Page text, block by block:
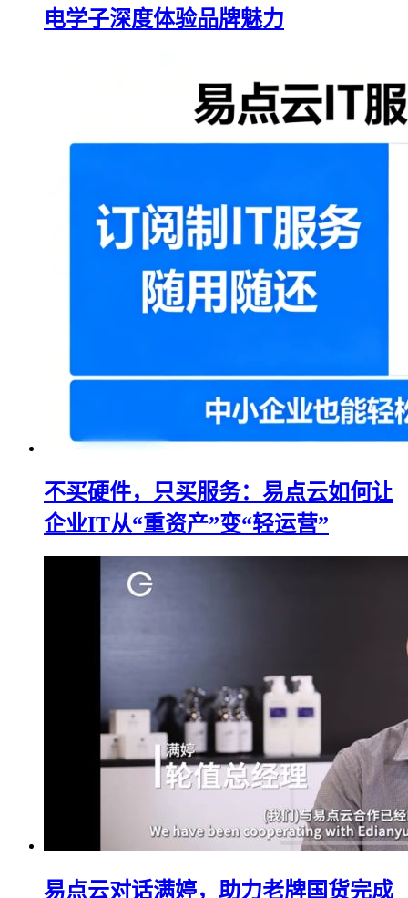
电学子深度体验品牌魅力
不买硬件，只买服务：易点云如何让
企业IT从“重资产”变“轻运营”
易点云对话满婷，助力老牌国货完成